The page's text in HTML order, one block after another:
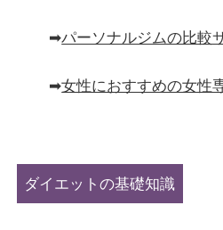
➡︎パーソナルジムの比較
➡︎女性におすすめの女性
ダイエットの基礎知識